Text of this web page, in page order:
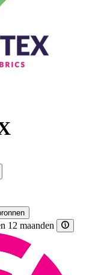
12 maanden